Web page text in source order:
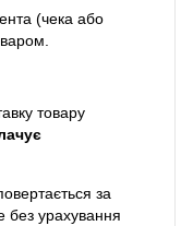
(чека або
товару
за
без урахування